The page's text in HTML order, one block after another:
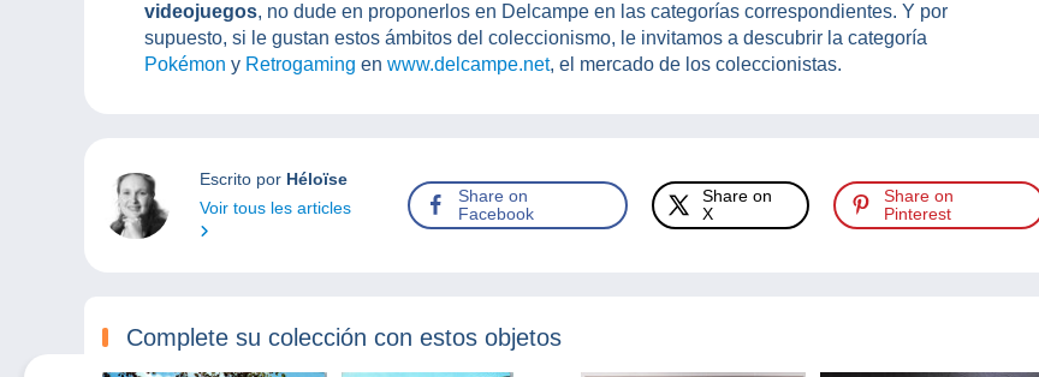
videojuegos, no dude en proponerlos en Delcampe en las categorías correspondientes. Y por
supuesto, si le gustan estos ámbitos del coleccionismo, le invitamos a descubrir la categoría
Pokémon y Retrogaming en www.delcampe.net, el mercado de los coleccionistas.
Escrito por Héloïse
Voir tous les articles
Share on
Facebook
Share on
X
Share on
Pinterest
Complete su colección con estos objetos